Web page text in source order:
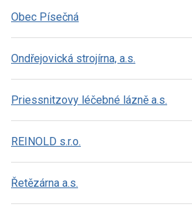
Obec Písečná
Ondřejovická strojírna, a.s.
Priessnitzovy léčebné lázně a.s.
REINOLD s.r.o.
Řetězárna a.s.